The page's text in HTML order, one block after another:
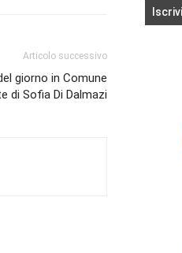
Articolo successivo
giorno in Comune
di Sofia Di Dalmazi